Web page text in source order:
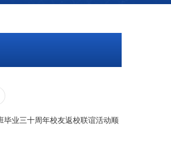
毕业三十周年校友返校联谊活动顺